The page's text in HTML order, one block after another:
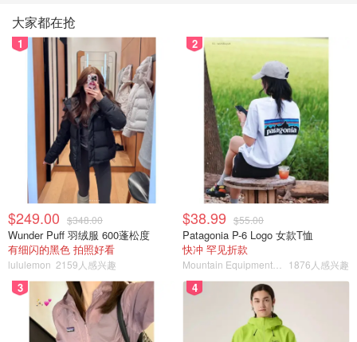
大家都在抢
1
$249.00 $348.00
Wunder Puff 羽绒服 600蓬松度
有细闪的黑色 拍照好看
lululemon 2159人感兴趣
2
$38.99 $55.00
Patagonia P-6 Logo 女款T恤
快冲 罕见折款
1876人感兴趣
3 4